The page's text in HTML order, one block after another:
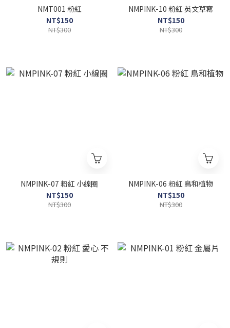
NMT001 粉紅
NT$150
NT$300
NMPINK-10 粉紅 英文草寫
NT$150
NT$300
NMPINK-07 粉紅 小線圈
NT$150
NT$300
NMPINK-06 粉紅 鳥和植物
NT$150
NT$300